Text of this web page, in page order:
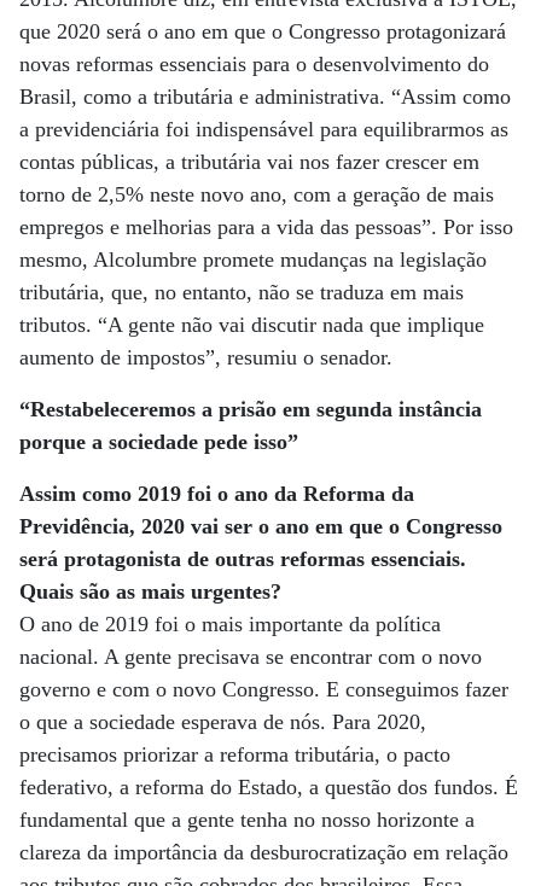
que 2020 será o ano em que o Congresso protagonizará
novas reformas essenciais para o desenvolvimento do
Brasil, como a tributária e administrativa. “Assim como
a previdenciária foi indispensável para equilibrarmos as
contas públicas, a tributária vai nos fazer crescer em
torno de 2,5% neste novo ano, com a geração de mais
empregos e melhorias para a vida das pessoas”. Por isso
mesmo, Alcolumbre promete mudanças na legislação
tributária, que, no entanto, não se traduza em mais
tributos. “A gente não vai discutir nada que implique
aumento de impostos”, resumiu o senador.
“Restabeleceremos a prisão em segunda instância
porque a sociedade pede isso”
Assim como 2019 foi o ano da Reforma da
Previdência, 2020 vai ser o ano em que o Congresso
será protagonista de outras reformas essenciais.
Quais são as mais urgentes?
O ano de 2019 foi o mais importante da política
nacional. A gente precisava se encontrar com o novo
governo e com o novo Congresso. E conseguimos fazer
o que a sociedade esperava de nós. Para 2020,
precisamos priorizar a reforma tributária, o pacto
federativo, a reforma do Estado, a questão dos fundos. É
fundamental que a gente tenha no nosso horizonte a
clareza da importância da desburocratização em relação